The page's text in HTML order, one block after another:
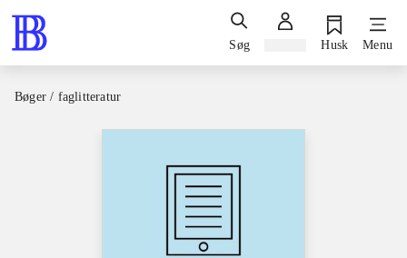
Søg Husk Menu
Bøger / faglitteratur